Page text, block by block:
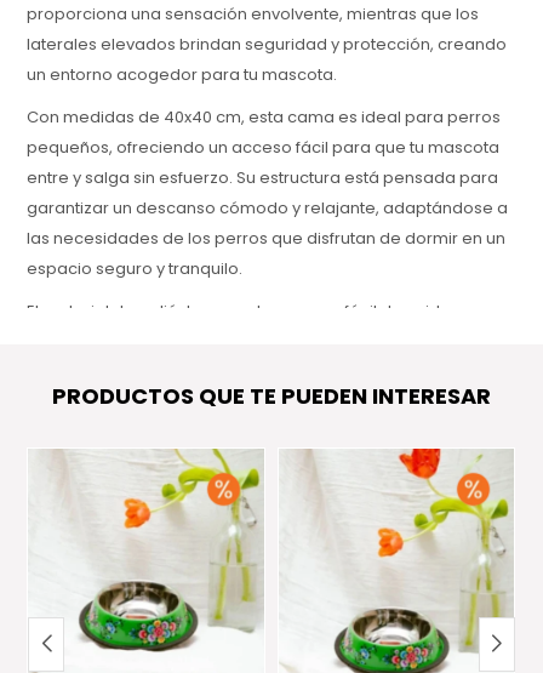
proporciona una sensación envolvente, mientras que los
laterales elevados brindan seguridad y protección, creando
un entorno acogedor para tu mascota.
Con medidas de 40x40 cm, esta cama es ideal para perros
pequeños, ofreciendo un acceso fácil para que tu mascota
entre y salga sin esfuerzo. Su estructura está pensada para
garantizar un descanso cómodo y relajante, adaptándose a
las necesidades de los perros que disfrutan de dormir en un
espacio seguro y tranquilo.
El material de poliéster en color rosa es fácil de cuidar, ya
lavadora para mantenerla limpia y fresca, asegurando un
PRODUCTOS QUE TE PUEDEN INTERESAR